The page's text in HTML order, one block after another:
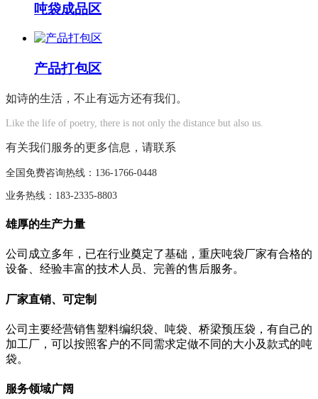
吨袋成品区
产品打包区
如诗的生活，不止有远方还有我们。
Like the life of poetry, there is not only the distance but also us.
有关我们服务的更多信息，请联系
全国免费咨询热线：136-1766-0448
业务热线：183-2335-8803
雄厚的生产力量
公司成立多年，已在行业奠定了基础，重庆吨袋厂家有合格的
设备、经验丰富的技术人员、完善的售后服务。
厂家直销、可定制
公司主要经营销售塑料编织袋、吨袋、桥梁预压袋，有自己的
加工厂，可以按照客户的不同需求定做不同的大小及款式的吨
袋。
服务领域广阔